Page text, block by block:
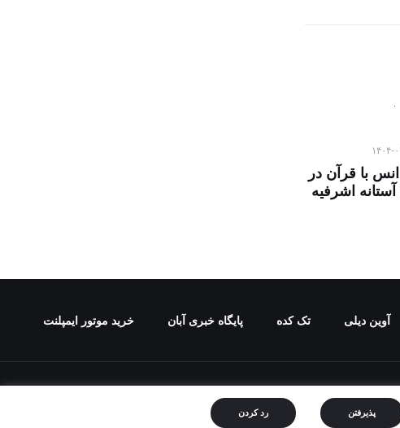
۰۱-۰۱
با قرآن در
اشرفیه
آوین دیلی تک کده پایگاه خبری آبان خرید موتور ایمپلنت
منبع ممنوع می باشد.
پذیرفتن رد کردن